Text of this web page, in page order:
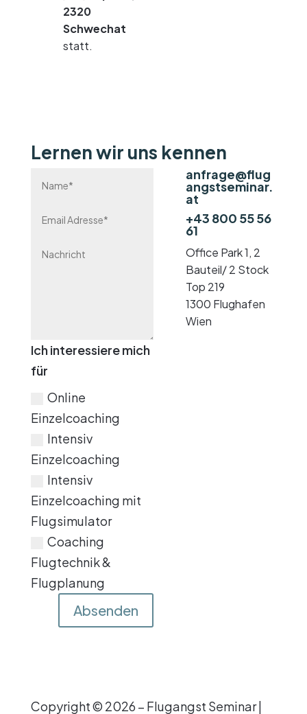
2320
Schwechat
statt.
Lernen wir uns kennen
Ich interessiere mich
für
Online
Einzelcoaching
Intensiv
Einzelcoaching
Intensiv
Einzelcoaching mit
Flugsimulator
Coaching
Flugtechnik &
Flugplanung
Absenden
anfrage@flug
angstseminar.
at
+43 800 55 56
61
Office Park 1, 2
Bauteil/ 2 Stock
Top 219
1300 Flughafen
Wien
Copyright © 2026 – Flugangst Seminar |